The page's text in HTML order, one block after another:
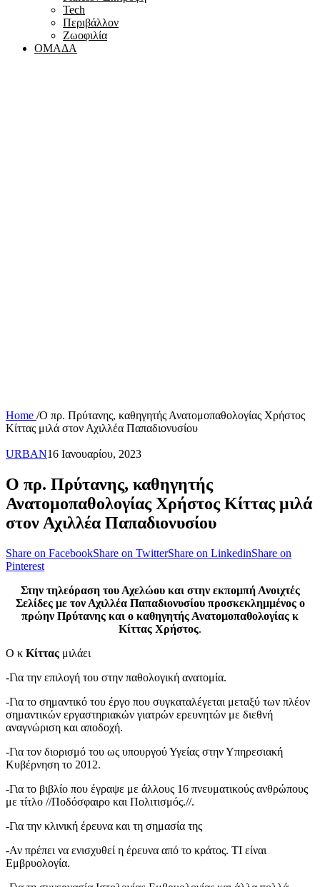
Tech
Περιβάλλον
Ζωοφιλία
ΟΜΑΔΑ
Home /Ο πρ. Πρύτανης, καθηγητής Ανατομοπαθολογίας Χρήστος
Κίττας μιλά στον Αχιλλέα Παπαδιονυσίου
URBAN16 Ιανουαρίου, 2023
Ο πρ. Πρύτανης, καθηγητής
Ανατομοπαθολογίας Χρήστος Κίττας μιλά
στον Αχιλλέα Παπαδιονυσίου
Share on FacebookShare on TwitterShare on LinkedinShare on
Pinterest
Στην τηλεόραση του Αχελώου και στην εκπομπή Ανοιχτές
Σελίδες με τον Αχιλλέα Παπαδιονυσίου προσκεκλημμένος ο
πρώην Πρύτανης και ο καθηγητής Ανατομοπαθολογίας κ
Κίττας Χρήστος.
Ο κ Κίττας μιλάει
-Για την επιλογή του στην παθολογική ανατομία.
-Για το σημαντικό του έργο που συγκαταλέγεται μεταξύ των πλέον
σημαντικών εργαστηριακών γιατρών ερευνητών με διεθνή
αναγνώριση και αποδοχή.
-Για τον διορισμό του ως υπουργού Υγείας στην Υπηρεσιακή
Κυβέρνηση το 2012.
-Για το βιβλίο που έγραψε με άλλους 16 πνευματικούς ανθρώπους
με τίτλο //Ποδόσφαιρο και Πολιτισμός.//.
-Για την κλινική έρευνα και τη σημασία της
-Αν πρέπει να ενισχυθεί η έρευνα από το κράτος. ΤΙ είναι
Εμβρυολογία.